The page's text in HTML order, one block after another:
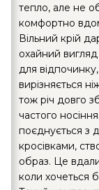
тепло, але не
комфортно
Вільний крій
охайний
для
вирізняється
тож річ довго
частого
поєднується з
кросівками,
образ. Це
коли хочеться